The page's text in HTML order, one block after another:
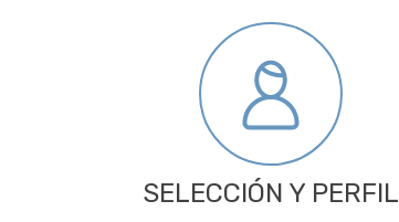
SELECCIÓN Y PERFIL